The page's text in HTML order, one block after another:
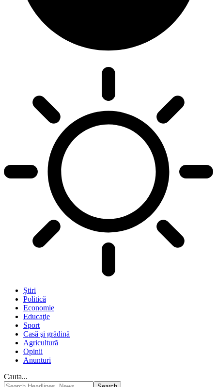
Știri
Politică
Economie
Educaţie
Sport
Casă şi grădină
Agricultură
Opinii
Anunturi
Cauta...